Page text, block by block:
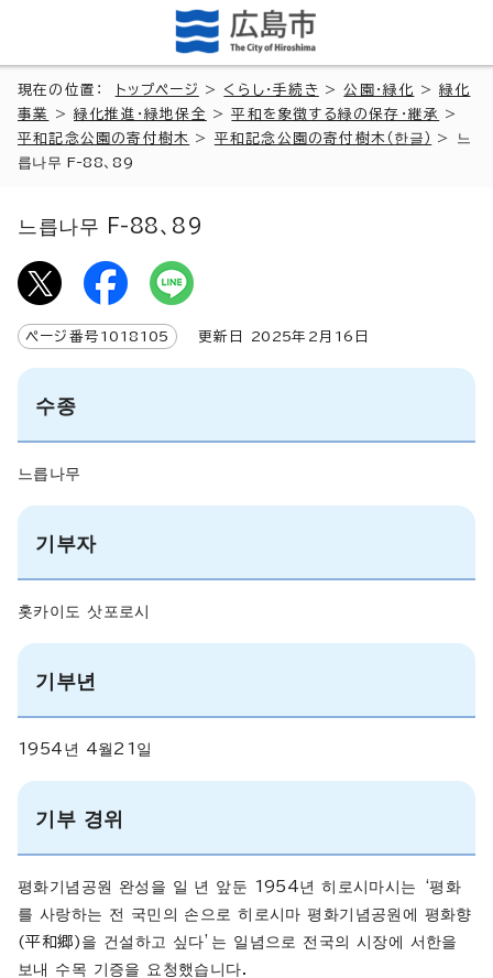
現在の位置： トップページ > くらし・手続き >公園・緑化 >緑化
事業
>緑化推進・緑地保全 >平和を象徴する緑の保存・継承
>
平和記念公園の寄付樹木
> 平和記念公園の寄付樹木（ 한글 ） >
느
릅나무 F-88、89
느릅나무 F-88、89
ページ番号 1018105 更新日 2025年2月 16 日
수종
느릅나무
기부자
홋카이도 삿포로시
기부년
1954년 4월21일
기부 경위
평화기념공원 완성을 일 년 앞둔 1954년 히로시마시는 ‘평화
를 사랑하는 전 국민의 손으로 히로시마 평화기념공원에 평화향
(平和郷)을 건설하고 싶다’는 일념으로 전국의 시장에 서한을
보내 수목 기증을 요청했습니다.